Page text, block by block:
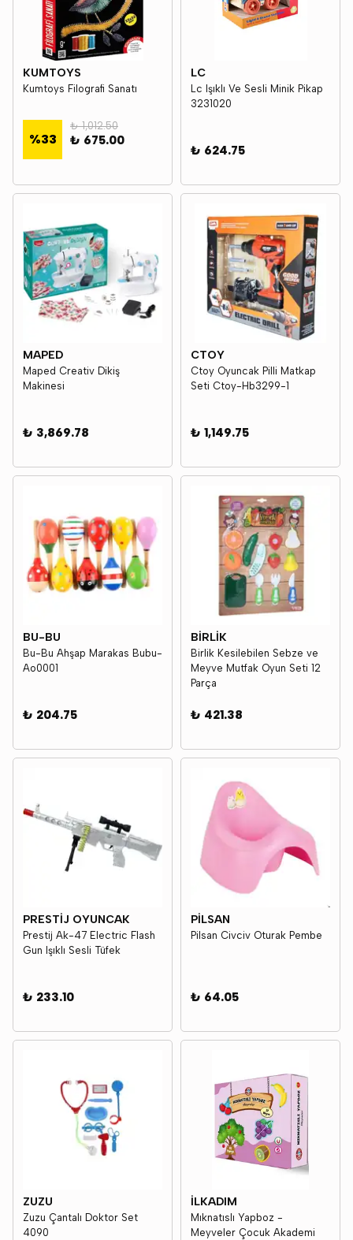
KUMTOYS
Kumtoys Filografi Sanatı
%33
₺ 1,012.50
₺ 675.00
LC
Lc Işıklı Ve Sesli Minik Pikap
3231020
₺ 624.75
MAPED
Maped Creativ Dikiş
Makinesi
₺ 3,869.78
CTOY
Ctoy Oyuncak Pilli Matkap
Seti Ctoy-Hb3299-1
₺ 1,149.75
BU-BU
Bu-Bu Ahşap Marakas Bubu-
Ao0001
₺ 204.75
BİRLİK
Birlik Kesilebilen Sebze ve
Meyve Mutfak Oyun Seti 12
Parça
₺ 421.38
PRESTİJ OYUNCAK
Prestij Ak-47 Electric Flash
Gun Işıklı Sesli Tüfek
₺ 233.10
PİLSAN
Pilsan Civciv Oturak Pembe
₺ 64.05
ZUZU
Zuzu Çantalı Doktor Set
4090
İLKADIM
Mıknatıslı Yapboz -
Meyveler Çocuk Akademi